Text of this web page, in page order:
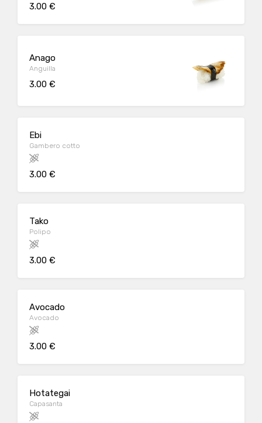
3.00 €
Anago
Anguilla
3.00 €
Ebi
Gambero cotto
3.00 €
Tako
Polipo
3.00 €
Avocado
Avocado
3.00 €
Hotategai
Capasanta